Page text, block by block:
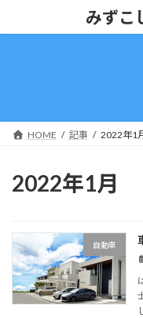
みずこ
HOME 記事 2022年1
2022年1月
自動車